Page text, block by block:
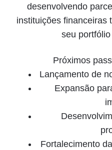
desenvolvendo
instituições financeiras
seu
Próximos
Lançamento de
Expansão
Fortalecimento